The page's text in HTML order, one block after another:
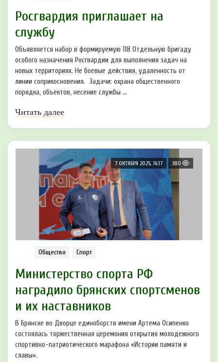
Росгвардия приглашает на
службу
Объявляется набор в формируемую 118 Отдельную бригаду
особого назначения Росгвардии для выполнения задач на
новых территориях. Не боевые действия, удаленность от
линии соприкосновения. Задачи: охрана общественного
порядка, объектов, несение службы ...
Читать далее
7 ОКТЯБРЯ 2025, 16:17 380
Общество Спорт
Министерство спорта РФ
наградило брянских спортсменов
и их наставников
В Брянске во Дворце единоборств имени Артема Осипенко
состоялась торжественная церемония открытия молодежного
спортивно-патриотического марафона «Истории памяти и
славы».